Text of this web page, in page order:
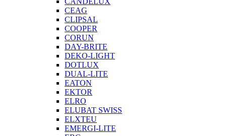
CEAG
CLIPSAL
COOPER
CORUN
DAY-BRITE
DEKO-LIGHT
DOTLUX
DUAL-LITE
EATON
EKTOR
ELRO
ELUBAT SWISS
ELXTEU
EMERGI-LITE